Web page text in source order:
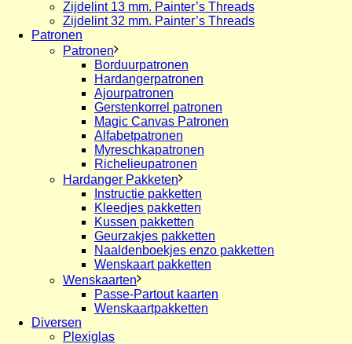
Zijdelint 13 mm. Painter’s Threads
Zijdelint 32 mm. Painter’s Threads
Patronen
Patronen
Borduurpatronen
Hardangerpatronen
Ajourpatronen
Gerstenkorrel patronen
Magic Canvas Patronen
Alfabetpatronen
Myreschkapatronen
Richelieupatronen
Hardanger Pakketen
Instructie pakketten
Kleedjes pakketten
Kussen pakketten
Geurzakjes pakketten
Naaldenboekjes enzo pakketten
Wenskaart pakketten
Wenskaarten
Passe-Partout kaarten
Wenskaartpakketten
Diversen
Plexiglas